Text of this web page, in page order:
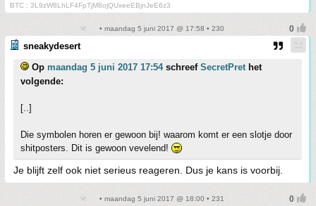
BTC : 3L9zW8LhLF4FpTjM8ojQUxeeEBjnJeE6z3
• maandag 5 juni 2017 @ 17:58 • 230
sneakydesert
Op maandag 5 juni 2017 17:54schreef SecretPret het
volgende:
[..]
Die symbolen horen er gewoon bij! waarom komt er een slotje door
shitposters. Dit is gewoon vevelend!
Je blijft zelf ook niet serieus reageren. Dus je kans is voorbij.
• maandag 5 juni 2017 @ 18:00 • 231